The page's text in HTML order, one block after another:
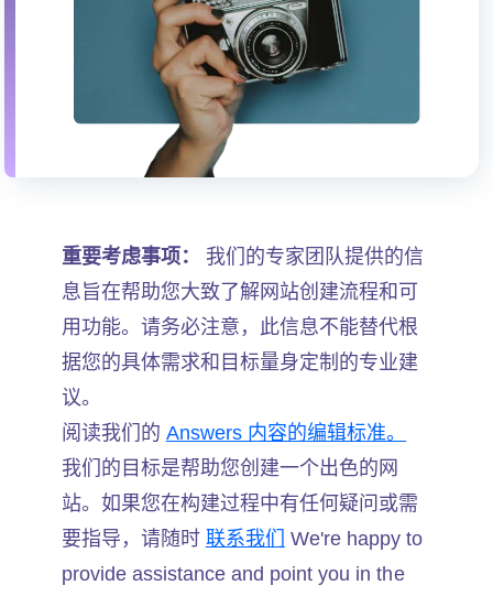
重要考虑事项：
我们的专家团队提供的信
息旨在帮助您大致了解网站创建流程和可
用功能。请务必注意，此信息不能替代根
据您的具体需求和目标量身定制的专业建
议。
阅读我们的 Answers 内容的编辑标准。
我们的目标是帮助您创建一个出色的网
站。如果您在构建过程中有任何疑问或需
要指导，请随时 联系我们 We're happy to
provide assistance and point you in the